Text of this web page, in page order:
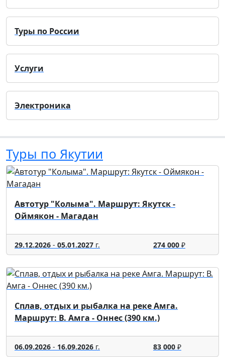
Туры по России
Услуги
Электроника
Туры по Якутии
Автотур "Колыма". Маршрут: Якутск -
Оймякон - Магадан
29.12.2026 - 05.01.2027 г. 274 000₽
Сплав, отдых и рыбалка на реке Амга.
Маршрут: В. Амга - Оннес (390 км.)
06.09.2026 - 16.09.2026 г. 83 000₽